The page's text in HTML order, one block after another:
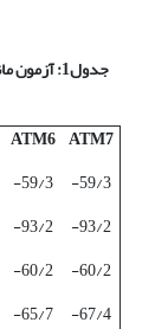
ATM7
ATM6
59/3-
59/3-
93/2-
93/2-
60/2-
60/2-
67/4-
65/7-